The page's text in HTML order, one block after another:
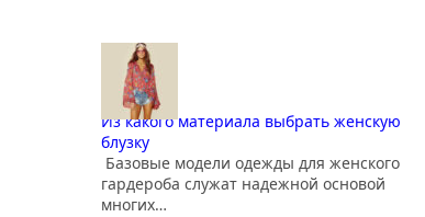
Из какого материала выбрать женскую
блузку
Базовые модели одежды для женского
гардероба служат надежной основой
многих…